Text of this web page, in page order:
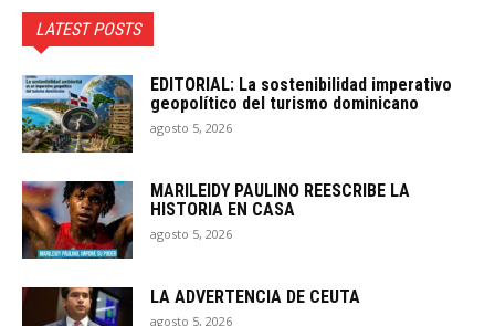
LATEST POSTS
EDITORIAL: La sostenibilidad imperativo
geopolítico del turismo dominicano
agosto 5, 2026
MARILEIDY PAULINO REESCRIBE LA
HISTORIA EN CASA
agosto 5, 2026
LA ADVERTENCIA DE CEUTA
agosto 5, 2026